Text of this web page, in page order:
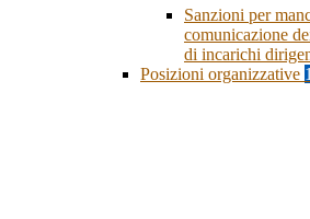
Sanzioni per
comunicazione
di incarichi
Posizioni organizzative 1